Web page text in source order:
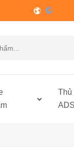
Thủ
ADS